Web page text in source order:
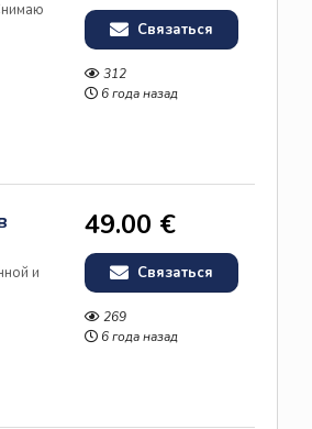
в
Связаться
312
6 года назад
и
49.00 €
Связаться
269
6 года назад